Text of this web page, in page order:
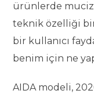
ürünlerde
teknik özelliği
bir kullanıcı
benim için ne
AIDA modeli,